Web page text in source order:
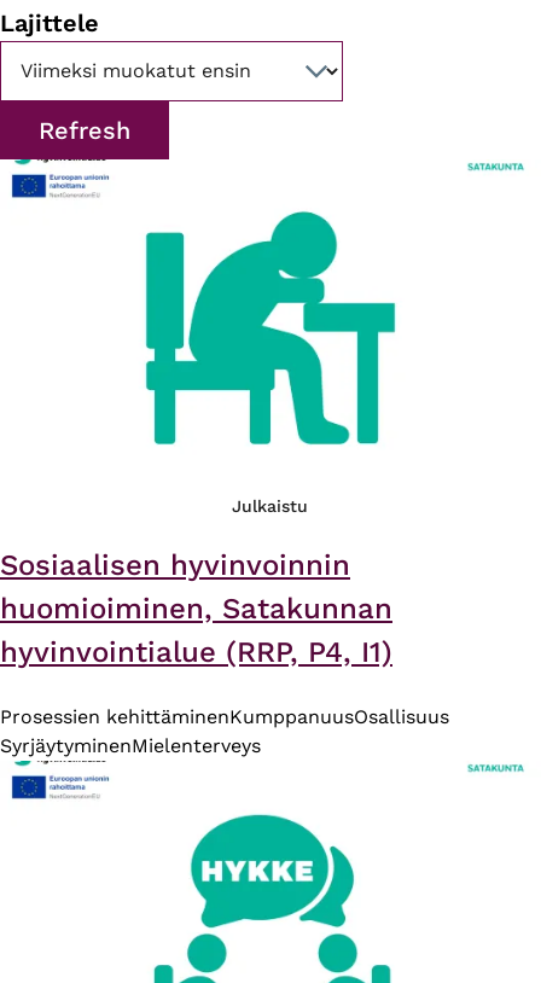
Lajittele
Julkaistu
Sosiaalisen hyvinvoinnin
huomioiminen, Satakunnan
hyvinvointialue (RRP, P4, I1)
Prosessien kehittäminenKumppanuusOsallisuus
SyrjäytyminenMielenterveys